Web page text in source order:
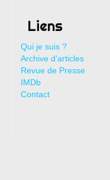
Liens
Qui je suis ?
Archive d'articles
Revue de Presse
IMDb
Contact